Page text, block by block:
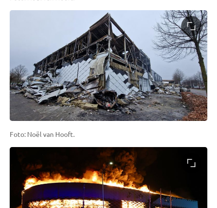
Foto: Noël van Hooft.